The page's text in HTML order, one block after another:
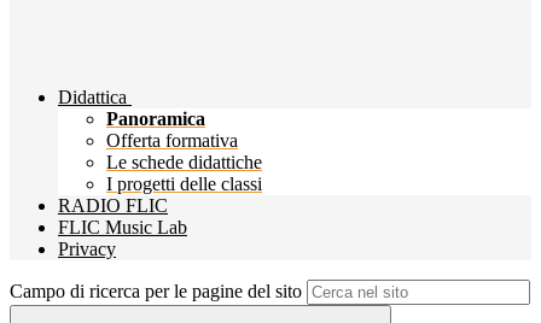
Didattica
Panoramica
Offerta formativa
Le schede didattiche
I progetti delle classi
RADIO FLIC
FLIC Music Lab
Privacy
Campo di ricerca per le pagine del sito